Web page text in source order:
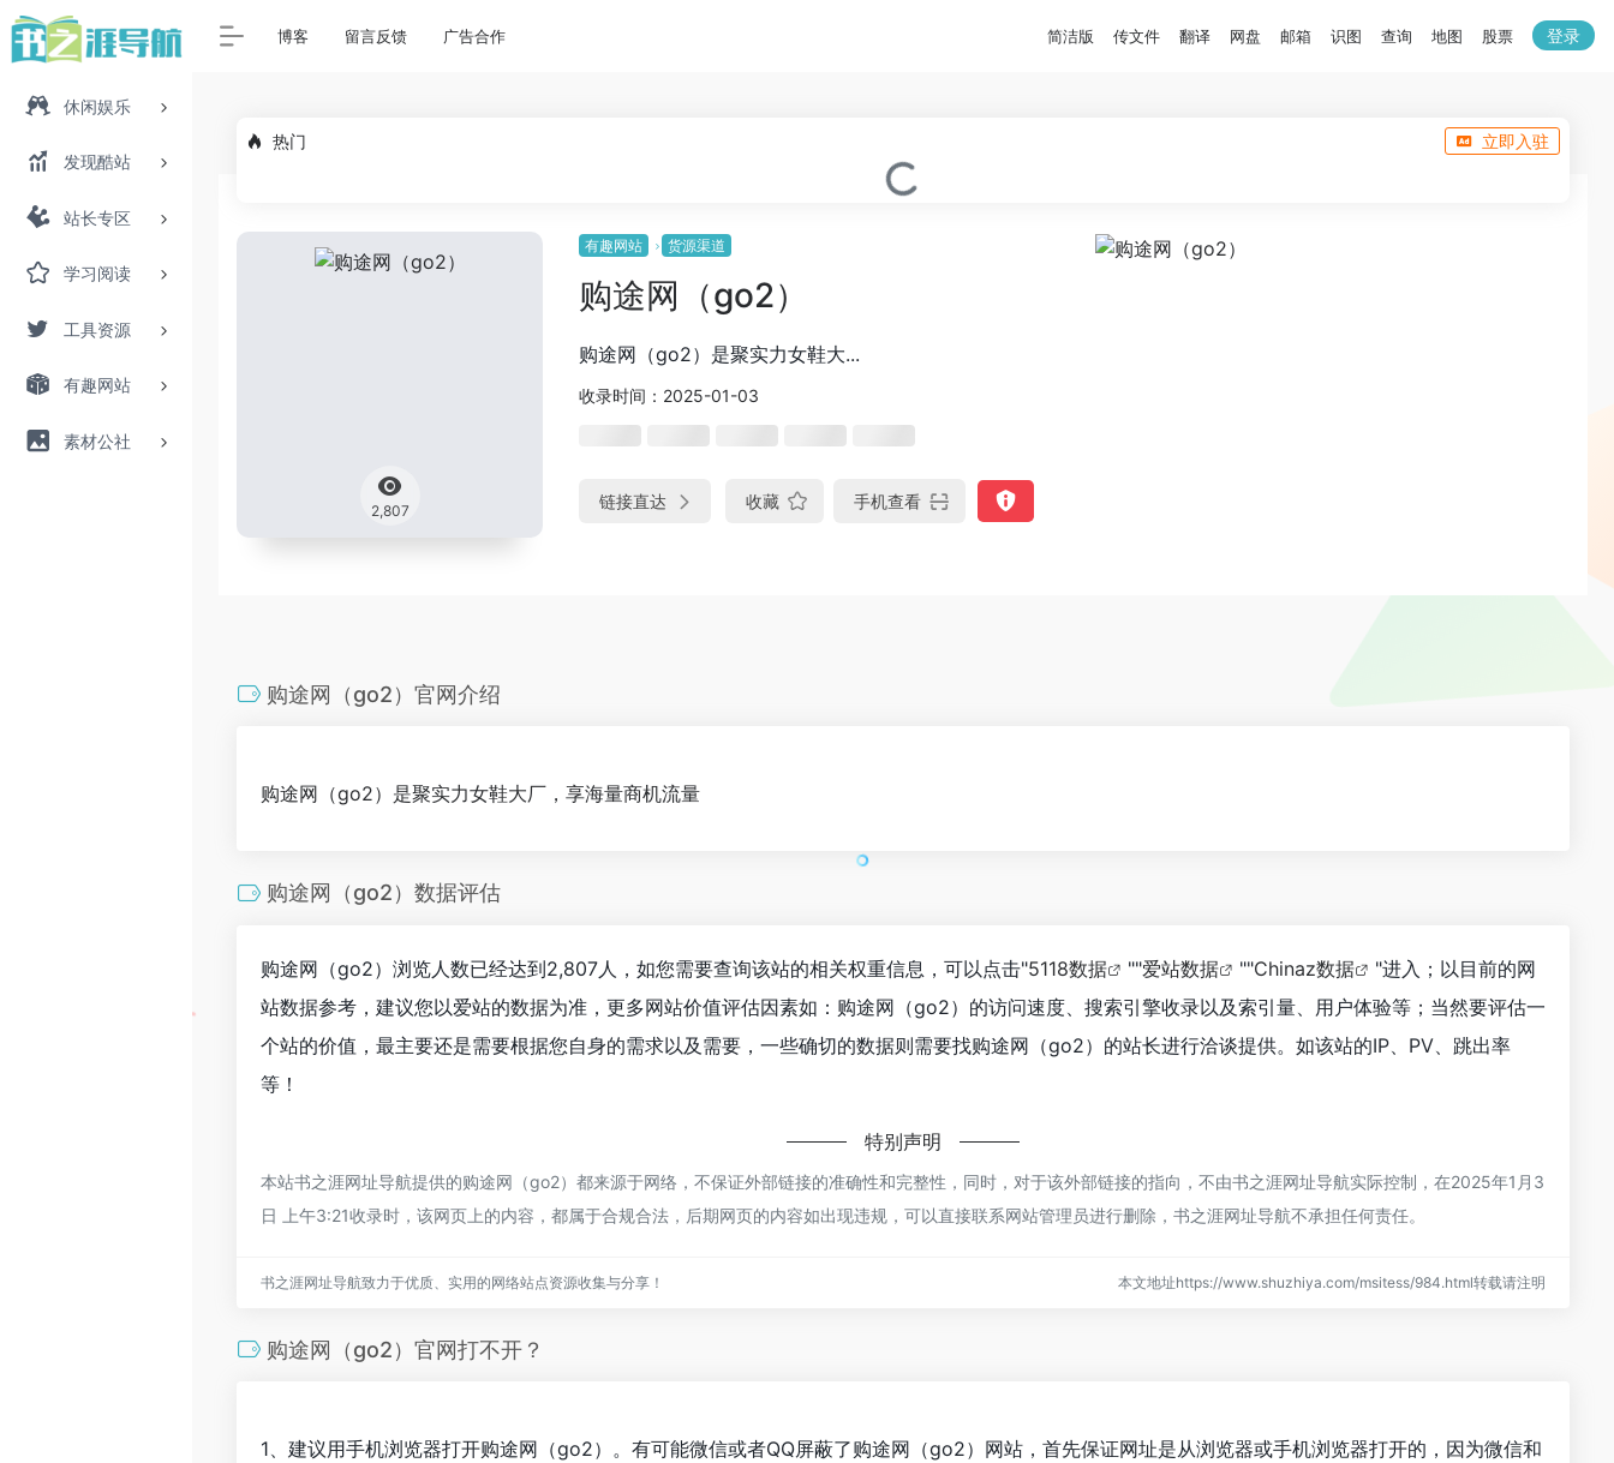
休闲娱乐
发现酷站
站长专区
学习阅读
工具资源
有趣网站
素材公社
博客 留言反馈 广告合作 简洁版 传文件 翻译 网盘 邮箱 识图 查询 地图 股票 登录
热门 立即入驻
2,807
有趣网站 货源渠道
购途网（go2）
购途网（go2）是聚实力女鞋大...
收录时间：2025-01-03
链接直达 收藏 手机查看
购途网（go2）官网介绍
购途网（go2）是聚实力女鞋大厂，享海量商机流量
购途网（go2）数据评估
购途网（go2）浏览人数已经达到2,807人，如您需要查询该站的相关权重信息，可以点击"5118数据 ""爱站数据 ""Chinaz数据
"进入；以目前的网
站数据参考，建议您以爱站的数据为准，更多网站价值评估因素如：购途网（go2）的访问速度、搜索引擎收录以及索引量、用户体验等；当然要评估一
个站的价值，最主要还是需要根据您自身的需求以及需要，一些确切的数据则需要找购途网（go2）的站长进行洽谈提供。如该站的IP、PV、跳出率
等！
特别声明
本站书之涯网址导航提供的购途网（go2）都来源于网络，不保证外部链接的准确性和完整性，同时，对于该外部链接的指向，不由书之涯网址导航实际控制，在2025年1月3
日 上午3:21收录时，该网页上的内容，都属于合规合法，后期网页的内容如出现违规，可以直接联系网站管理员进行删除，书之涯网址导航不承担任何责任。
书之涯网址导航致力于优质、实用的网络站点资源收集与分享！ 本文地址https://www.shuzhiya.com/msitess/984.html转载请注明
购途网（go2）官网打不开？
1、建议用手机浏览器打开购途网（go2）。有可能微信或者QQ屏蔽了购途网（go2）网站，首先保证网址是从浏览器或手机浏览器打开的，因为微信和